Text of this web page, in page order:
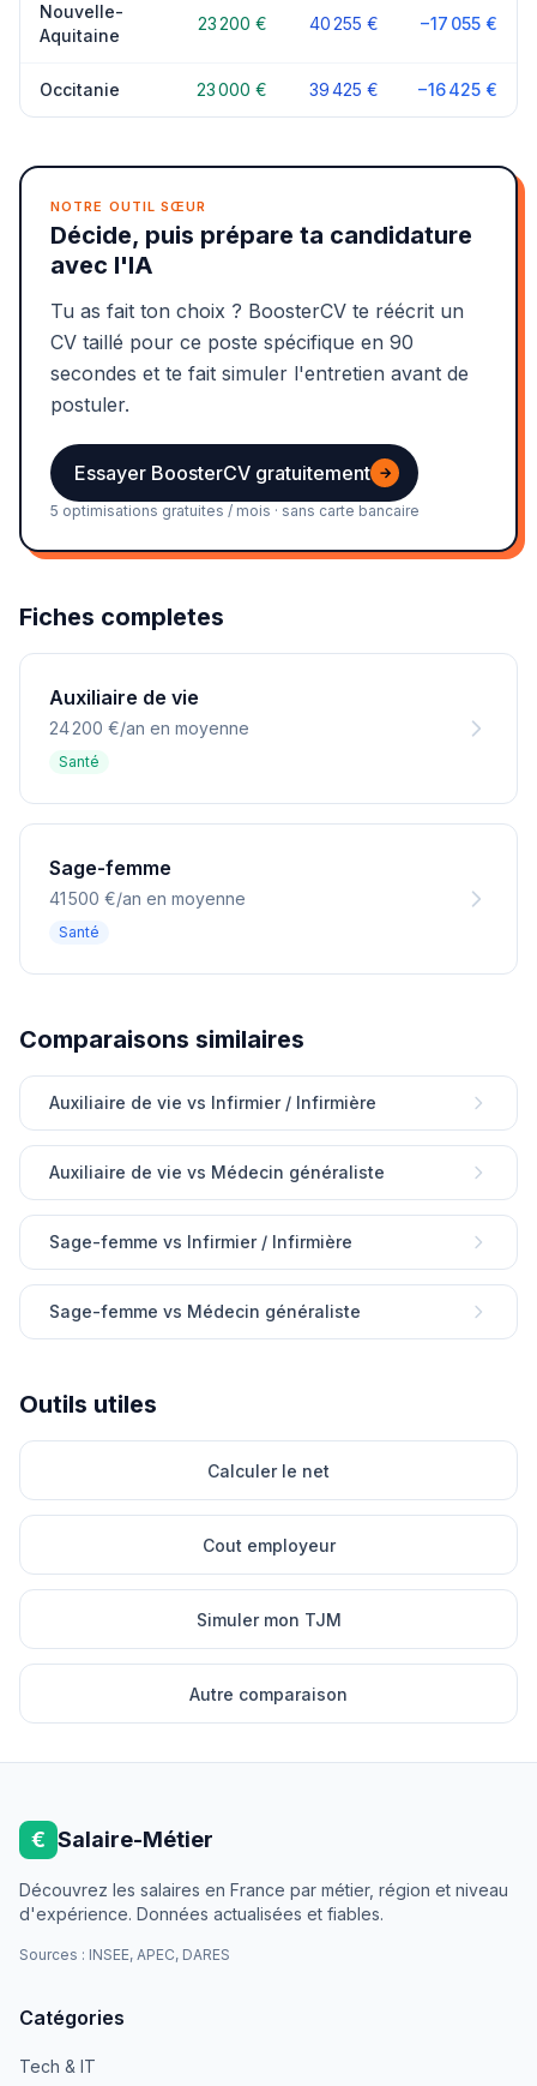
Nouvelle-
Aquitaine
23 200 € 40 255 € −17 055 €
Occitanie 23 000 € 39 425 € −16 425 €
NOTRE OUTIL SŒUR
Décide, puis prépare ta candidature
avec l'IA
Tu as fait ton choix ? BoosterCV te réécrit un
CV taillé pour ce poste spécifique en 90
secondes et te fait simuler l'entretien avant de
postuler.
Essayer BoosterCV gratuitement →
5 optimisations gratuites / mois · sans carte bancaire
Fiches completes
Auxiliaire de vie
24 200 €/an en moyenne
Santé
Sage-femme
41 500 €/an en moyenne
Santé
Comparaisons similaires
Auxiliaire de vie vs Infirmier / Infirmière
Auxiliaire de vie vs Médecin généraliste
Sage-femme vs Infirmier / Infirmière
Sage-femme vs Médecin généraliste
Outils utiles
Calculer le net
Cout employeur
Simuler mon TJM
Autre comparaison
€ Salaire-Métier
Découvrez les salaires en France par métier, région et niveau
d'expérience. Données actualisées et fiables.
Sources : INSEE, APEC, DARES
Catégories
Tech & IT